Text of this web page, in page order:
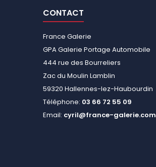
CONTACT
France Galerie
GPA Galerie Portage Automobile
444 rue des Bourreliers
Zac du Moulin Lamblin
59320 Hallennes-lez-Haubourdin
Téléphone: 03 66 72 55 09
Email: cyril@france-galerie.com